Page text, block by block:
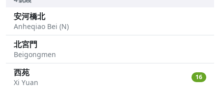
安河橋北
Anheqiao Bei (N)
北宮門
Beigongmen
西苑
Xi Yuan
16